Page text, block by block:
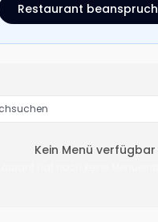
Restaurant
Kein Menü verfügbar